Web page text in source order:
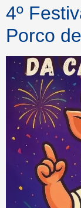
4º
Porco